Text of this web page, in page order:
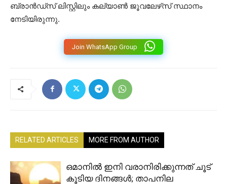
ബ്രാന്‍ഡ്സ് ലിസ്റ്റിലും കല്യാണ്‍ ജൂവലേഴ്‌സ് സ്ഥാനം
നേടിയിരുന്നു.
Join WhatsApp Group
RELATED ARTICLES MORE FROM AUTHOR
ഒമാനിൽ ഇനി വരാനിരിക്കുന്നത് ചൂട്
കൂടിയ ദിനങ്ങൾ; താപനില